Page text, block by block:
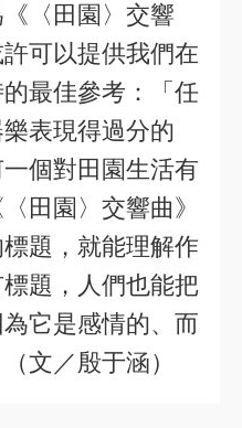
〈田園〉交響
可以提供我們在
最佳參考：「任
表現得過分的
個對田園生活有
田園〉交響曲》
題，就能理解作
題，人們也能把
它是感情的、而
文／殷于涵）